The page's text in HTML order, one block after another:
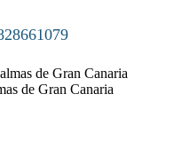
de Gran Canaria